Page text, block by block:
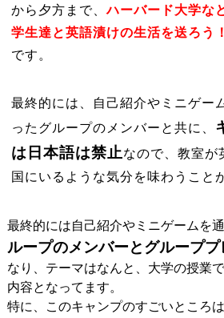
から夕方まで、ハーバード大学な
学生達と英語漬けの生活を送ろう！
です。
最終的には、自己紹介やミニゲー
ったグループのメンバーと共に、
は日本語は禁止なので、教室が
国にいるような気分を味わうこと
最終的には自己紹介やミニゲームを
ループのメンバーとグループプ
なり、テーマはなんと、大学の授業
内容となってます。
特に、このキャンプのすごいところ